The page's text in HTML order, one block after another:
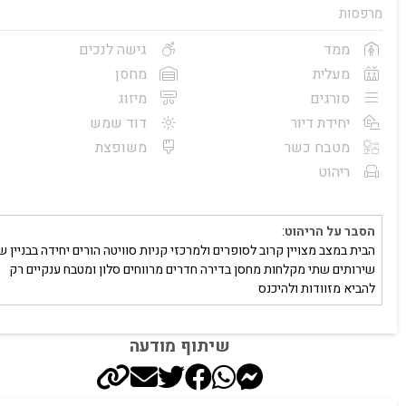
מרפסות
ממד
מעלית
סורגים
יחידת דיור
מטבח כשר
ריהוט
גישה לנכים
מחסן
מיזוג
דוד שמש
משופצת
הסבר על הריהוט:
הבית במצב מצויין קרוב לסופרים ולמרכזי קניות סוויטה הורים יחידה בבניין
שירותים שתי מקלחות מחסן בדירה חדרים מרווחים סלון ומטבח ענקיים רק
להביא מזוודות ולהיכנס
שיתוף מודעה